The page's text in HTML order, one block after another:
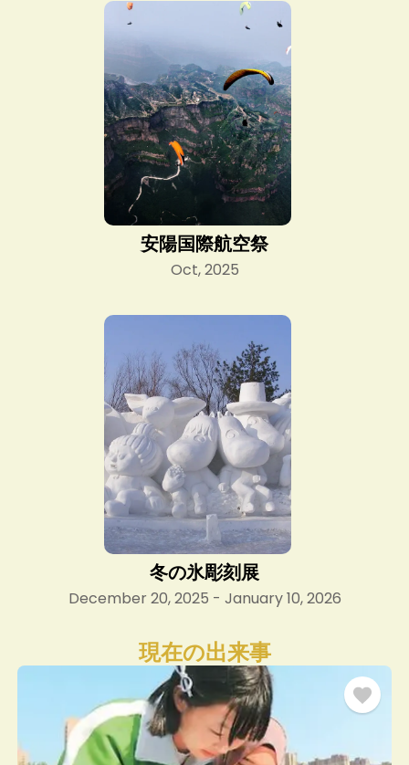
安陽国際航空祭
Oct, 2025
冬の氷彫刻展
December 20, 2025 - January 10, 2026
現在の出来事